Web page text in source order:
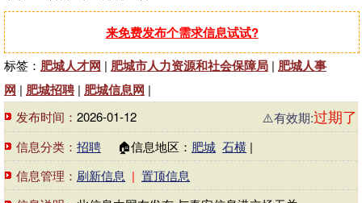
来免费发布个需求信息试试?
标签： 肥城人才网 | 肥城市人力资源和社会保障局 | 肥城人事
网 | 肥城招聘| 肥城信息网 |
发布时间： 2026-01-12 ⚠️有效期:过期了
信息分类： 招聘 🏠信息地区： 肥城 石横 |
信息管理： 刷新信息 | 置顶信息